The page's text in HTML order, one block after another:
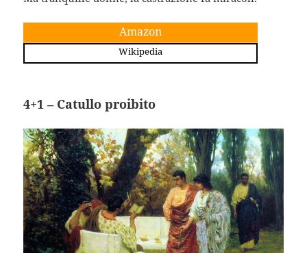
Amazon
Wikipedia
4+1 – Catullo proibito